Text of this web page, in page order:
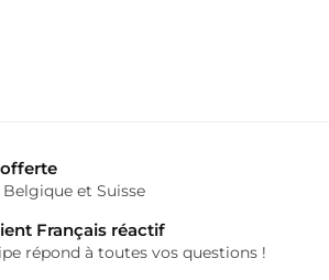
Belgique et Suisse
Français réactif
répond à toutes vos questions !